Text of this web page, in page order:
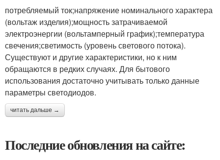
потребляемый ток;напряжение номинального характера
(вольтаж изделия);мощность затрачиваемой
электроэнергии (вольтамперный график);температура
свечения;светимость (уровень светового потока).
Существуют и другие характеристики, но к ним
обращаются в редких случаях. Для бытового
использования достаточно учитывать только данные
параметры светодиодов.
читать дальше →
Последние обновления на сайте: